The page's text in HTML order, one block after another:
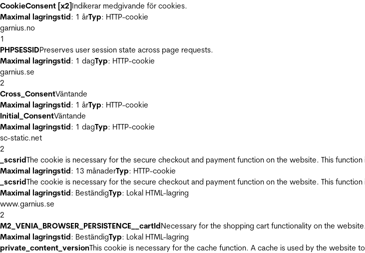
CookieConsent [x2]Indikerar medgivande för cookies.
Maximal lagringstid: 1 årTyp: HTTP-cookie
garnius.no
1
PHPSESSIDPreserves user session state across page requests.
Maximal lagringstid: 1 dagTyp: HTTP-cookie
garnius.se
2
Cross_ConsentVäntande
Maximal lagringstid: 1 årTyp: HTTP-cookie
Initial_ConsentVäntande
Maximal lagringstid: 1 dagTyp: HTTP-cookie
sc-static.net
2
_scsridThe cookie is necessary for the secure checkout and payment function on the website. This
Maximal lagringstid: 13 månaderTyp: HTTP-cookie
_scsridThe cookie is necessary for the secure checkout and payment function on the website. This
Maximal lagringstid: BeständigTyp: Lokal HTML-lagring
www.garnius.se
2
M2_VENIA_BROWSER_PERSISTENCE__cartIdNecessary for the shopping cart functionality on the
Maximal lagringstid: BeständigTyp: Lokal HTML-lagring
private_content_versionThis cookie is necessary for the cache function. A cache is used by the website